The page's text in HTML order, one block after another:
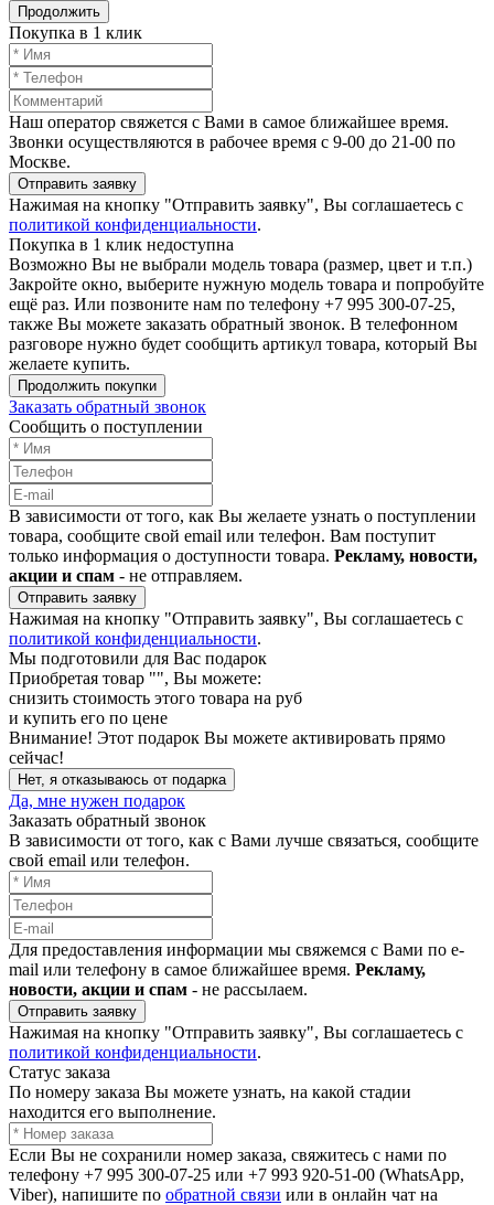
Продолжить
Покупка в 1 клик
Наш оператор свяжется с Вами в самое ближайшее время.
Звонки осуществляются в рабочее время с 9-00 до 21-00 по
Москве.
Отправить заявку
Нажимая на кнопку "Отправить заявку", Вы соглашаетесь с
политикой конфиденциальности.
Покупка в 1 клик недоступна
Возможно Вы не выбрали модель товара (размер, цвет и т.п.)
Закройте окно, выберите нужную модель товара и попробуйте
ещё раз. Или позвоните нам по телефону +7 995 300-07-25,
также Вы можете заказать обратный звонок. В телефонном
разговоре нужно будет сообщить артикул товара, который Вы
желаете купить.
Продолжить покупки
Заказать обратный звонок
Сообщить о поступлении
В зависимости от того, как Вы желаете узнать о поступлении
товара, сообщите свой email или телефон. Вам поступит
только информация о доступности товара. Рекламу, новости,
акции и спам - не отправляем.
Отправить заявку
Нажимая на кнопку "Отправить заявку", Вы соглашаетесь с
политикой конфиденциальности.
Мы подготовили для Вас подарок
Приобретая товар "", Вы можете:
снизить стоимость этого товара на руб
и купить его по цене
Внимание! Этот подарок Вы можете активировать прямо
сейчас!
Нет, я отказываюсь от подарка
Да, мне нужен подарок
Заказать обратный звонок
В зависимости от того, как с Вами лучше связаться, сообщите
свой email или телефон.
Для предоставления информации мы свяжемся с Вами по e-
mail или телефону в самое ближайшее время. Рекламу,
новости, акции и спам - не рассылаем.
Отправить заявку
Нажимая на кнопку "Отправить заявку", Вы соглашаетесь с
политикой конфиденциальности.
Статус заказа
По номеру заказа Вы можете узнать, на какой стадии
находится его выполнение.
Если Вы не сохранили номер заказа, свяжитесь с нами по
телефону +7 995 300-07-25 или +7 993 920-51-00 (WhatsApp,
Viber), напишите по обратной связи или в онлайн чат на